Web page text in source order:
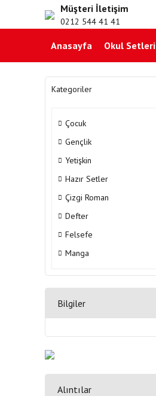
Müşteri İletişim
0212 544 41 41
Anasayfa Okul Setleri
Kategoriler
Çocuk
Gençlik
Yetişkin
Hazır Setler
Çizgi Roman
Defter
Felsefe
Manga
Bilgiler
Alıntılar